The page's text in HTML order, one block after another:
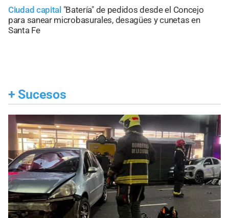
Ciudad capital "Batería" de pedidos desde el Concejo
para sanear microbasurales, desagües y cunetas en
Santa Fe
+ Sucesos